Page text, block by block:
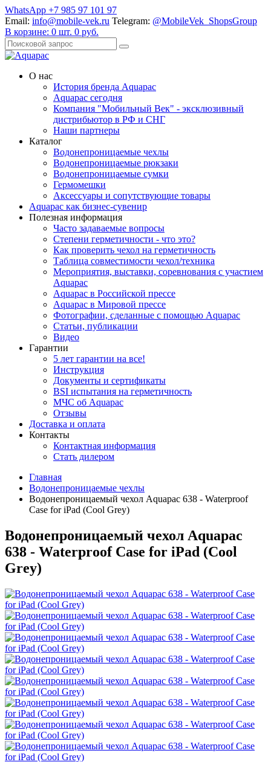
WhatsApp +7 985 97 101 97
Email: info@mobile-vek.ru Telegram: @MobileVek_ShopsGroup
В корзине: 0 шт. 0 руб.
О нас
История бренда Aquapac
Aquapac cегодня
Компания "Мобильный Век" - эксклюзивный
дистрибьютор в РФ и СНГ
Наши партнеры
Каталог
Водонепроницаемые чехлы
Водонепроницаемые рюкзаки
Водонепроницаемые сумки
Гермомешки
Аксессуары и сопутствующие товары
Aquapac как бизнес-сувенир
Полезная информация
Часто задаваемые вопросы
Степени герметичности - что это?
Как проверить чехол на герметичность
Таблица совместимости чехол/техника
Мероприятия, выставки, соревнования с участием
Aquapac
Aquapac в Российской прессе
Aquapac в Мировой прессе
Фотографии, сделанные с помощью Aquapac
Статьи, публикации
Видео
Гарантии
5 лет гарантии на все!
Инструкция
Документы и сертификаты
BSI испытания на герметичность
МЧС об Aquapac
Отзывы
Доставка и оплата
Контакты
Контактная информация
Стать дилером
Главная
Водонепроницаемые чехлы
Водонепроницаемый чехол Aquapac 638 - Waterproof
Case for iPad (Cool Grey)
Водонепроницаемый чехол Aquapac
638 - Waterproof Case for iPad (Cool
Grey)